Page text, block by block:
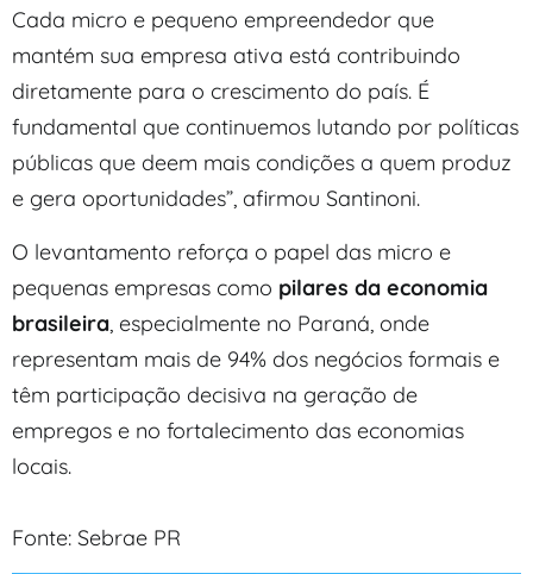
Cada micro e pequeno empreendedor que
mantém sua empresa ativa está contribuindo
diretamente para o crescimento do país. É
fundamental que continuemos lutando por políticas
públicas que deem mais condições a quem produz
e gera oportunidades”, afirmou Santinoni.
O levantamento reforça o papel das micro e
pequenas empresas como pilares da economia
brasileira, especialmente no Paraná, onde
representam mais de 94% dos negócios formais e
têm participação decisiva na geração de
empregos e no fortalecimento das economias
locais.
Fonte: Sebrae PR